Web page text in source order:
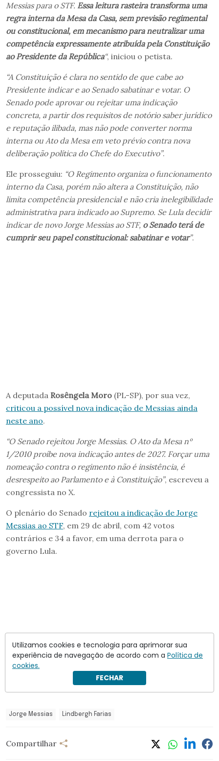
Messias para o STF. Essa leitura rasteira transforma uma
regra interna da Mesa da Casa, sem previsão regimental
ou constitucional, em mecanismo para neutralizar uma
competência expressamente atribuída pela Constituição
ao Presidente da República“, iniciou o petista.
“A Constituição é clara no sentido de que cabe ao
Presidente indicar e ao Senado sabatinar e votar. O
Senado pode aprovar ou rejeitar uma indicação
concreta, a partir dos requisitos de notório saber jurídico
e reputação ilibada, mas não pode converter norma
interna ou Ato da Mesa em veto prévio contra nova
deliberação política do Chefe do Executivo”.
Ele prosseguiu: “O Regimento organiza o funcionamento
interno da Casa, porém não altera a Constituição, não
limita competência presidencial e não cria inelegibilidade
administrativa para indicado ao Supremo. Se Lula decidir
indicar de novo Jorge Messias ao STF, o Senado terá de
cumprir seu papel constitucional: sabatinar e votar”.
A deputada Rosêngela Moro (PL-SP), por sua vez,
criticou a possível nova indicação de Messias ainda
neste ano.
“O Senado rejeitou Jorge Messias. O Ato da Mesa nº
1/2010 proíbe nova indicação antes de 2027. Forçar uma
nomeação contra o regimento não é insistência, é
desrespeito ao Parlamento e à Constituição”, escreveu a
congressista no X.
O plenário do Senado rejeitou a indicação de Jorge
Messias ao STF, em 29 de abril, com 42 votos
contrários e 34 a favor, em uma derrota para o
governo Lula.
Jorge Messias Lindbergh Farias
Compartilhar
Utilizamos cookies e tecnologia para aprimorar sua
experiência de navegação de acordo com a Política de
cookies.
FECHAR